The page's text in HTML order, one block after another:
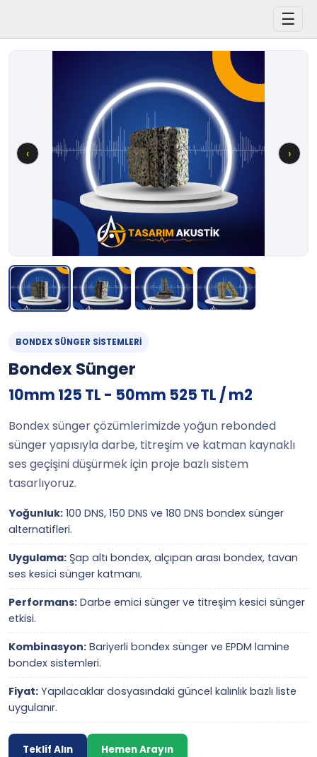
☰
‹ ›
BONDEX SÜNGER SISTEMLERI
Bondex Sünger
10mm 125 TL - 50mm 525 TL / m2
Bondex sünger çözümlerimizde yoğun rebonded
sünger yapısıyla darbe, titreşim ve katman kaynaklı
ses geçişini düşürmek için proje bazlı sistem
tasarlıyoruz.
Yoğunluk: 100 DNS, 150 DNS ve 180 DNS bondex sünger
alternatifleri.
Uygulama: Şap altı bondex, alçıpan arası bondex, tavan
ses kesici sünger katmanı.
Performans: Darbe emici sünger ve titreşim kesici sünger
etkisi.
Kombinasyon: Bariyerli bondex sünger ve EPDM lamine
bondex sistemleri.
Fiyat: Yapılacaklar dosyasındaki güncel kalınlık bazlı liste
uygulanır.
Teklif Alın Hemen Arayın